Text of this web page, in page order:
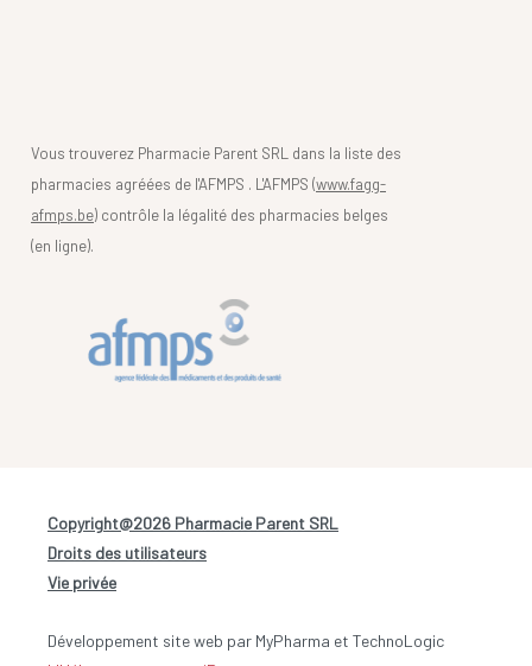
Vous trouverez Pharmacie Parent SRL dans la liste des
pharmacies agréées de l'AFMPS . L'AFMPS (www.fagg-
afmps.be) contrôle la légalité des pharmacies belges
(en ligne).
Copyright@2026 Pharmacie Parent SRL
Droits des utilisateurs
Vie privée
Développement site web par MyPharma et TechnoLogic